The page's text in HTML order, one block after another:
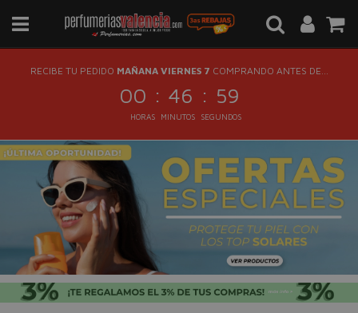
RECIBE TU PEDIDO MAÑANA VIERNES 7 COMPRANDO ANTES DE...
00 : 46 : 59
HORAS MINUTOS SEGUNDOS